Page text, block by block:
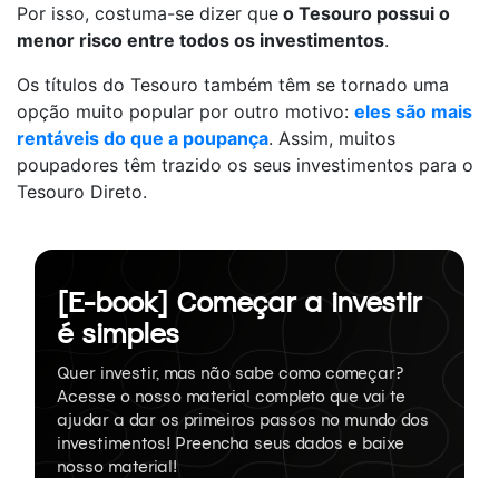
Por isso, costuma-se dizer que o Tesouro possui o
menor risco entre todos os investimentos.
Os títulos do Tesouro também têm se tornado uma
opção muito popular por outro motivo: eles são mais
rentáveis do que a poupança. Assim, muitos
poupadores têm trazido os seus investimentos para o
Tesouro Direto.
[E-book] Começar a investir
é simples
Quer investir, mas não sabe como começar?
Acesse o nosso material completo que vai te
ajudar a dar os primeiros passos no mundo dos
investimentos! Preencha seus dados e baixe
nosso material!